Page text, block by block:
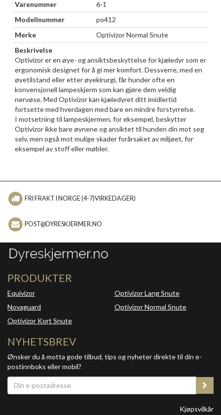
Varenummer
6-1
Modellnummer
po412
Merke
Optivizor Normal Snute
Beskrivelse
Optivizor er en øye- og ansiktsbeskyttelse for kjæledyr som er
ergonomisk designet for å gi mer komfort. Dessverre, med en
øyetilstand eller etter øyekirurgi, får hunder ofte en
konvensjonell lampeskjerm som kan gjøre dem veldig
nervøse. Med Optivizor kan kjæledyret ditt imidlertid
fortsette med hverdagen med bare en mindre forstyrrelse.
I motsetning til lampeskjermen, for eksempel, beskytter
Optivizor ikke bare øynene og ansiktet til hunden din mot seg
selv, men også mot mulige skader forårsaket av miljøet, for
eksempel av stoff eller møbler.
FRI FRAKT I NORGE (4-7)VIRKEDAGER)
POST@DYRESKJERMER.NO
PRODUKTER
Equivizor
Novaguard
Optivizor Kort Snute
Optivizor Lang Snute
Optivizor Normal Snute
NYHETSBREV
Ønsker du å motta gode tilbud, tips og nyheter direkte til din e-
postinnboks eller mobil?
Kjøpsvilkår